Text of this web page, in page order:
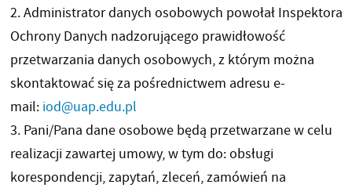
2. Administrator danych osobowych powołał Inspektora
Ochrony Danych nadzorującego prawidłowość
przetwarzania danych osobowych, z którym można
skontaktować się za pośrednictwem adresu e-
mail: iod@uap.edu.pl
3. Pani/Pana dane osobowe będą przetwarzane w celu
realizacji zawartej umowy, w tym do: obsługi
korespondencji, zapytań, zleceń, zamówień na